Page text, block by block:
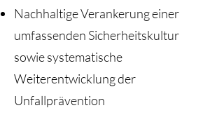
Nachhaltige Verankerung einer
umfassenden Sicherheitskultur
sowie systematische
Weiterentwicklung der
Unfallprävention